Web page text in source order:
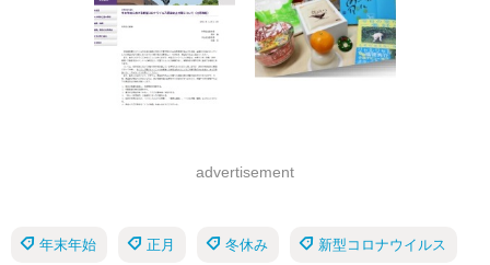
advertisement
年末年始 正月 冬休み 新型コロナウイルス